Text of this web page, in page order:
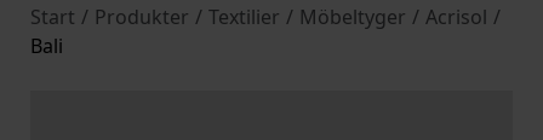
Start / Produkter / Textilier / Möbeltyger / Acrisol /
Bali